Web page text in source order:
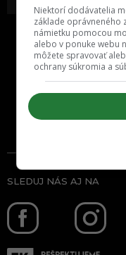
SLEDUJ NÁS AJ NA
Niektorí dodávatelia
základe oprávneného
námietku pomocou
alebo v ponuke webu
môžete spravovať
ochrany súkromia a